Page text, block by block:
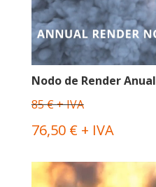
Nodo de Render Anual
85 € + IVA
76,50 € + IVA